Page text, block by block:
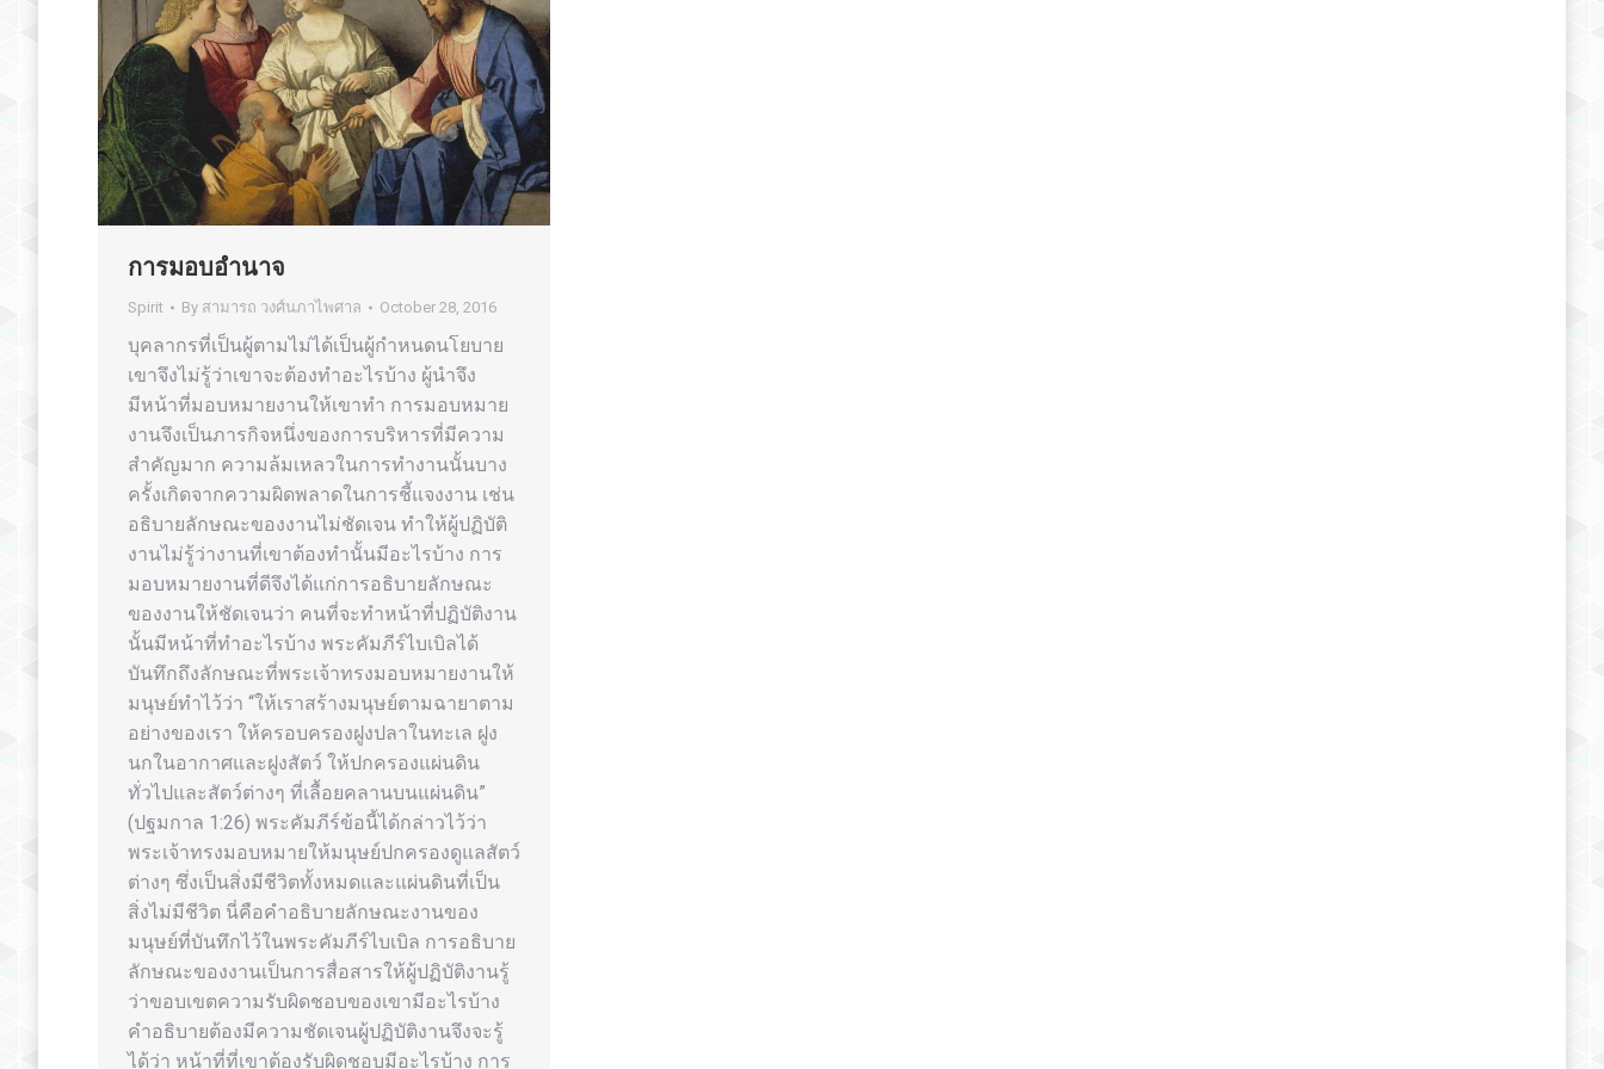
การมอบอำนาจ
Spirit By สามารถ วงศ์นภาไพศาล October 28, 2016
บุคลากรที่เป็นผู้ตามไม่ได้เป็นผู้กำหนดนโยบาย
เขาจึงไม่รู้ว่าเขาจะต้องทำอะไรบ้าง ผู้นำจึง
มีหน้าที่มอบหมายงานให้เขาทำ การมอบหมาย
งานจึงเป็นภารกิจหนึ่งของการบริหารที่มีความ
สำคัญมาก ความล้มเหลวในการทำงานนั้นบาง
ครั้งเกิดจากความผิดพลาดในการชี้แจงงาน เช่น
อธิบายลักษณะของงานไม่ชัดเจน ทำให้ผู้ปฏิบัติ
งานไม่รู้ว่างานที่เขาต้องทำนั้นมีอะไรบ้าง การ
มอบหมายงานที่ดีจึงได้แก่การอธิบายลักษณะ
ของงานให้ชัดเจนว่า คนที่จะทำหน้าที่ปฏิบัติงาน
นั้นมีหน้าที่ทำอะไรบ้าง พระคัมภีร์ไบเบิลได้
บันทึกถึงลักษณะที่พระเจ้าทรงมอบหมายงานให้
มนุษย์ทำไว้ว่า “ให้เราสร้างมนุษย์ตามฉายาตาม
อย่างของเรา ให้ครอบครองฝูงปลาในทะเล ฝูง
นกในอากาศและฝูงสัตว์ ให้ปกครองแผ่นดิน
ทั่วไปและสัตว์ต่างๆ ที่เลื้อยคลานบนแผ่นดิน”
(ปฐมกาล 1:26) พระคัมภีร์ข้อนี้ได้กล่าวไว้ว่า
พระเจ้าทรงมอบหมายให้มนุษย์ปกครองดูแลสัตว์
ต่างๆ ซึ่งเป็นสิ่งมีชีวิตทั้งหมดและแผ่นดินที่เป็น
สิ่งไม่มีชีวิต นี่คือคำอธิบายลักษณะงานของ
มนุษย์ที่บันทึกไว้ในพระคัมภีร์ไบเบิล การอธิบาย
ลักษณะของงานเป็นการสื่อสารให้ผู้ปฏิบัติงานรู้
ว่าขอบเขตความรับผิดชอบของเขามีอะไรบ้าง
คำอธิบายต้องมีความชัดเจนผู้ปฏิบัติงานจึงจะรู้
ได้ว่า หน้าที่ที่เขาต้องรับผิดชอบมีอะไรบ้าง การ